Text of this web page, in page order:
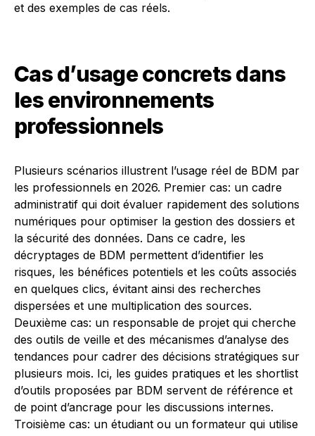
et des exemples de cas réels.
Cas d’usage concrets dans
les environnements
professionnels
Plusieurs scénarios illustrent l’usage réel de BDM par
les professionnels en 2026. Premier cas: un cadre
administratif qui doit évaluer rapidement des solutions
numériques pour optimiser la gestion des dossiers et
la sécurité des données. Dans ce cadre, les
décryptages de BDM permettent d’identifier les
risques, les bénéfices potentiels et les coûts associés
en quelques clics, évitant ainsi des recherches
dispersées et une multiplication des sources.
Deuxième cas: un responsable de projet qui cherche
des outils de veille et des mécanismes d’analyse des
tendances pour cadrer des décisions stratégiques sur
plusieurs mois. Ici, les guides pratiques et les shortlist
d’outils proposées par BDM servent de référence et
de point d’ancrage pour les discussions internes.
Troisième cas: un étudiant ou un formateur qui utilise